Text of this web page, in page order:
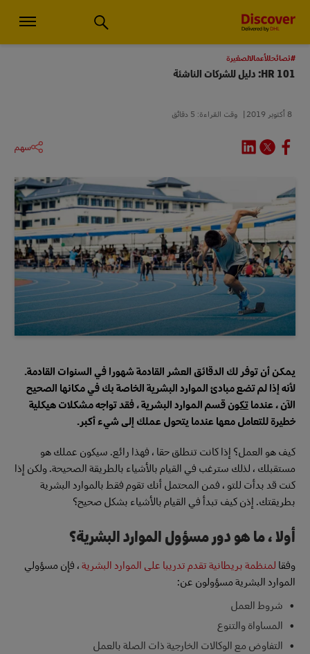
استشارات الأعمال الصغيرة والخدمات اللوجستية العالمية | اكتشف دي
#نصائحللأعمالالصغيرة
HR 101: دليل للشركات الناشئة
8 أكتوبر 2019 وقت القراءة: 5 دقائق
سهم
يمكن أن توفر لك الدقائق العشر القادمة شهورا في السنوات القادمة.
لأنه إذا لم تضع مبادئ الموارد البشرية الخاصة بك في مكانها الصحيح
الآن ، عندما تكونقسم الموارد البشرية ، فقد تواجه مشكلات هيكلية
خطيرة للتعامل معها عندما يتحول عملك إلى شيء أكبر.
كيف هو العمل؟ إذا كانت تنطلق حقا ، فهذا رائع. سيكون عملك هو
مستقبلك ، لذلك سترغب في القيام بالأشياء بالطريقة الصحيحة. ولكن إذا
كنت قد بدأت للتو ، فمن المحتمل أنك تقوم فقط بالموارد البشرية
بطريقتك. إذن كيف تبدأ في القيام بالأشياء بشكل صحيح؟
أولا ، ما هو دور مسؤول الموارد البشرية؟
وفقا لمنظمة بريطانية تقدم تدريبا على الموارد البشرية ، فإن مسؤولي
الموارد البشرية مسؤولون عن:
شروط العمل
المساواة والتنوع
التفاوض مع الوكالات الخارجية ذات الصلة بالعمل